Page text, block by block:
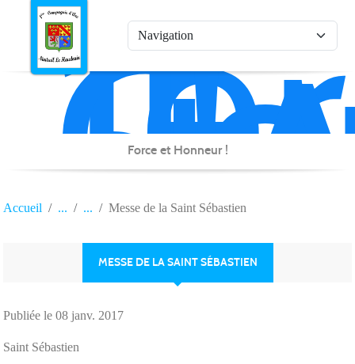
de
Force et Honneur !
Accueil Messe de la Saint Sébastien
MESSE DE LA SAINT SÉBASTIEN
Publiée le 08 janv. 2017
Saint Sébastien
Panneau de gestion des cookies